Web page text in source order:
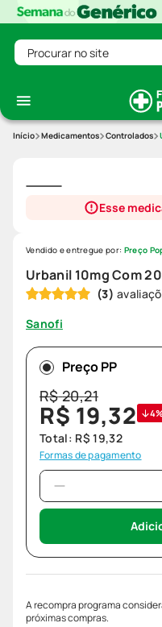
Procurar no site
Medicamentos Controlados
Esse
Urbanil 10mg Com
(3)
Sanofi
Vendido e entregue por: Preço
Preço PP
R$20,21
R$ 19,32
Total: R$ 19,32
Formas de pagamento
A recompra programa
próximas compras.